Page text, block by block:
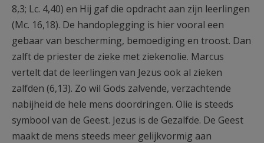
8,3; Lc. 4,40) en Hij gaf die opdracht aan zijn leerlingen
(Mc. 16,18). De handoplegging is hier vooral een
gebaar van bescherming, bemoediging en troost. Dan
zalft de priester de zieke met ziekenolie. Marcus
vertelt dat de leerlingen van Jezus ook al zieken
zalfden (6,13). Zo wil Gods zalvende, verzachtende
nabijheid de hele mens doordringen. Olie is steeds
symbool van de Geest. Jezus is de Gezalfde. De Geest
maakt de mens steeds meer gelijkvormig aan